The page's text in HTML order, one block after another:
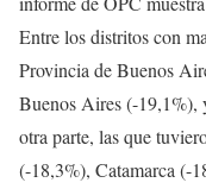
Entre los distritos con
Provincia de Buenos
Buenos Aires (-19,1%),
otra parte, las que
(-18,3%), Catamarca (-